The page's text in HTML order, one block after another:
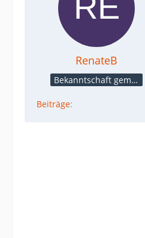
RenateB
Bekanntschaft gemacht
Beiträge